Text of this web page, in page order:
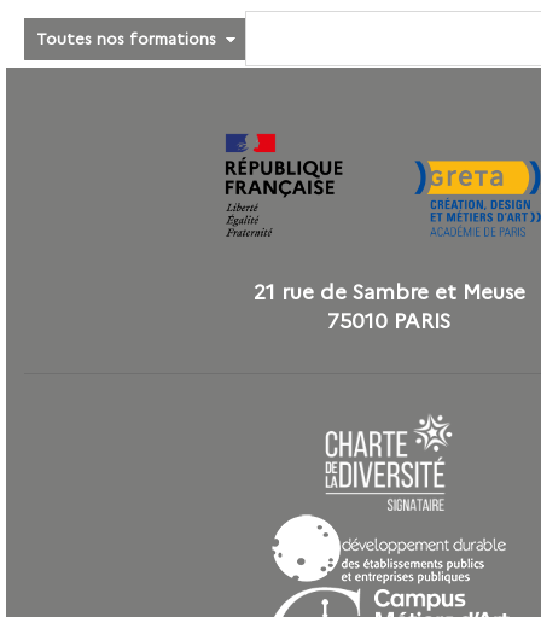
Toutes nos formations
21 rue de Sambre et Meuse
75010 PARIS